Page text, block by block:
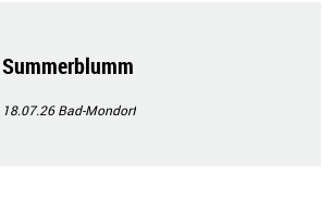
Summerblumm
18.07.26Bad-Mondorf